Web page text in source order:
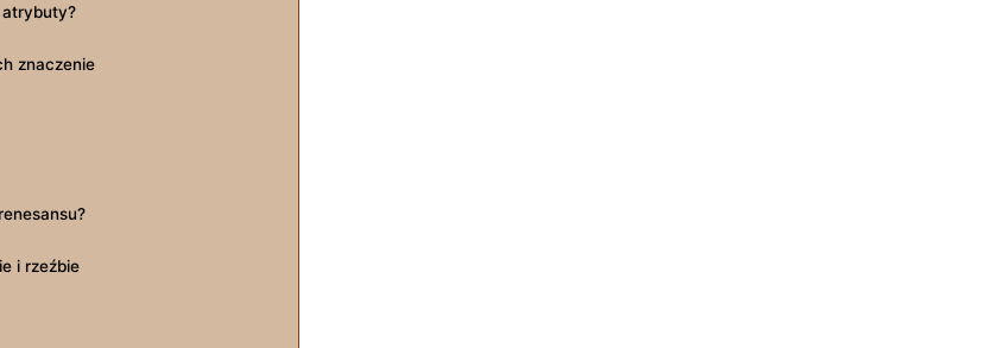
atrybuty?
znaczenie
i​ rzeźbie